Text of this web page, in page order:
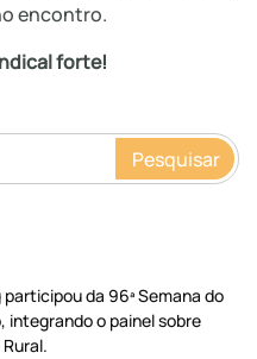
encontro.
forte!
Pesquisar
participou da 96ª Semana do
integrando o painel sobre